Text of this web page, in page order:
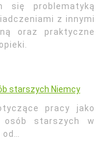
się problematyką
z innymi
oraz praktyczne
starszych Niemcy
pracy jako
osób starszych w